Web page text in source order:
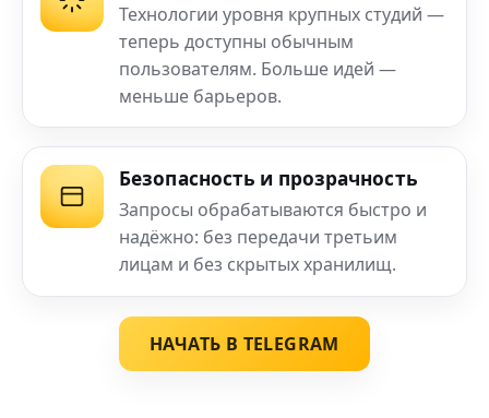
Технологии уровня крупных студий —
теперь доступны обычным
пользователям. Больше идей —
меньше барьеров.
Безопасность и прозрачность
Запросы обрабатываются быстро и
надёжно: без передачи третьим
лицам и без скрытых хранилищ.
НАЧАТЬ В TELEGRAM